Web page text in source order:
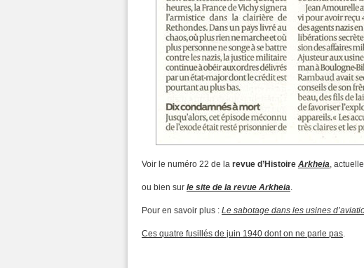
Voir le numéro 22 de la revue d’Histoire Arkheia,
ou bien sur le site de la revue Arkheia.
Pour en savoir plus : Le sabotage dans les usines
Ces quatre fusillés de juin 1940 dont on ne parle pas.